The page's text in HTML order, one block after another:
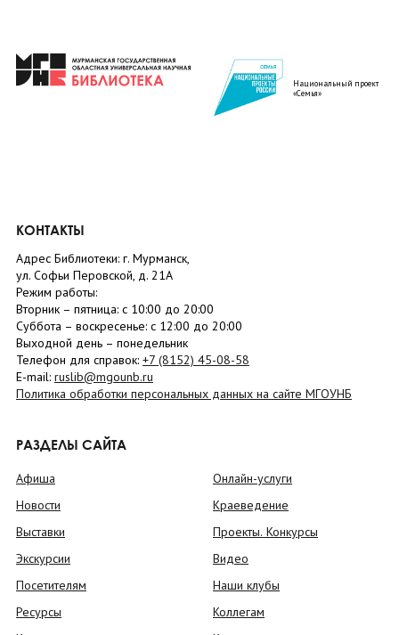
Национальный проект
«Семья»
КОНТАКТЫ
Адрес Библиотеки: г. Мурманск,
ул. Софьи Перовской, д. 21А
Режим работы:
Вторник – пятница: с 10:00 до 20:00
Суббота – воскресенье: c 12:00 до 20:00
Выходной день – понедельник
Телефон для справок: +7 (8152) 45-08-58
E-mail: ruslib@mgounb.ru
Политика обработки персональных данных на сайте МГОУНБ
РАЗДЕЛЫ САЙТА
Афиша
Новости
Выставки
Экскурсии
Посетителям
Ресурсы
Онлайн-услуги
Краеведение
Проекты. Конкурсы
Видео
Наши клубы
Коллегам